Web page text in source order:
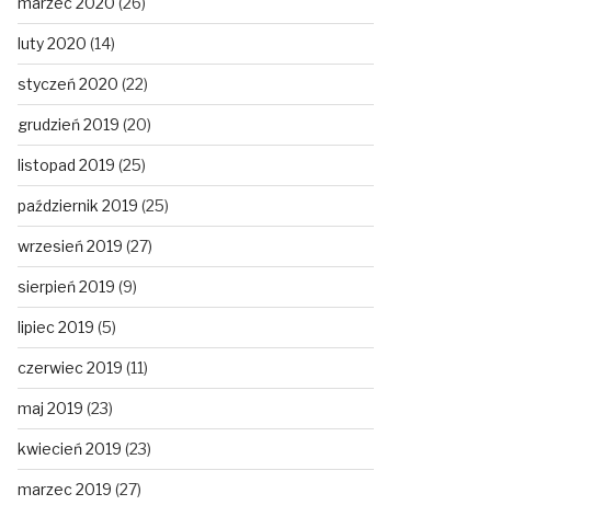
luty 2020 (14)
styczeń 2020 (22)
grudzień 2019 (20)
listopad 2019 (25)
październik 2019 (25)
wrzesień 2019 (27)
sierpień 2019 (9)
lipiec 2019 (5)
czerwiec 2019 (11)
maj 2019 (23)
kwiecień 2019 (23)
marzec 2019 (27)